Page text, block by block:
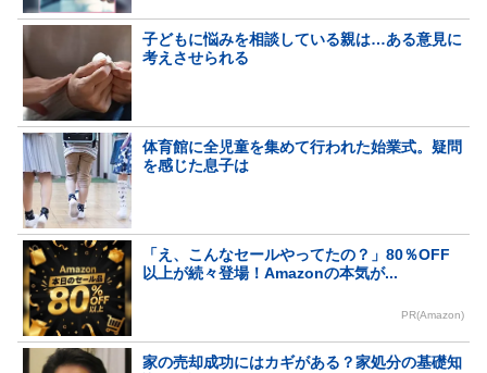
子どもに悩みを相談している親は…ある意見に
考えさせられる
体育館に全児童を集めて行われた始業式。疑問
を感じた息子は
「え、こんなセールやってたの？」80％OFF
以上が続々登場！Amazonの本気が...
PR(Amazon)
家の売却成功にはカギがある？家処分の基礎知